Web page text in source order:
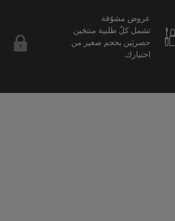
عروض مشوّقة
تشمل كلّ طلبية منتجَين
حصريَين بحجم صغير من
اختيارك.